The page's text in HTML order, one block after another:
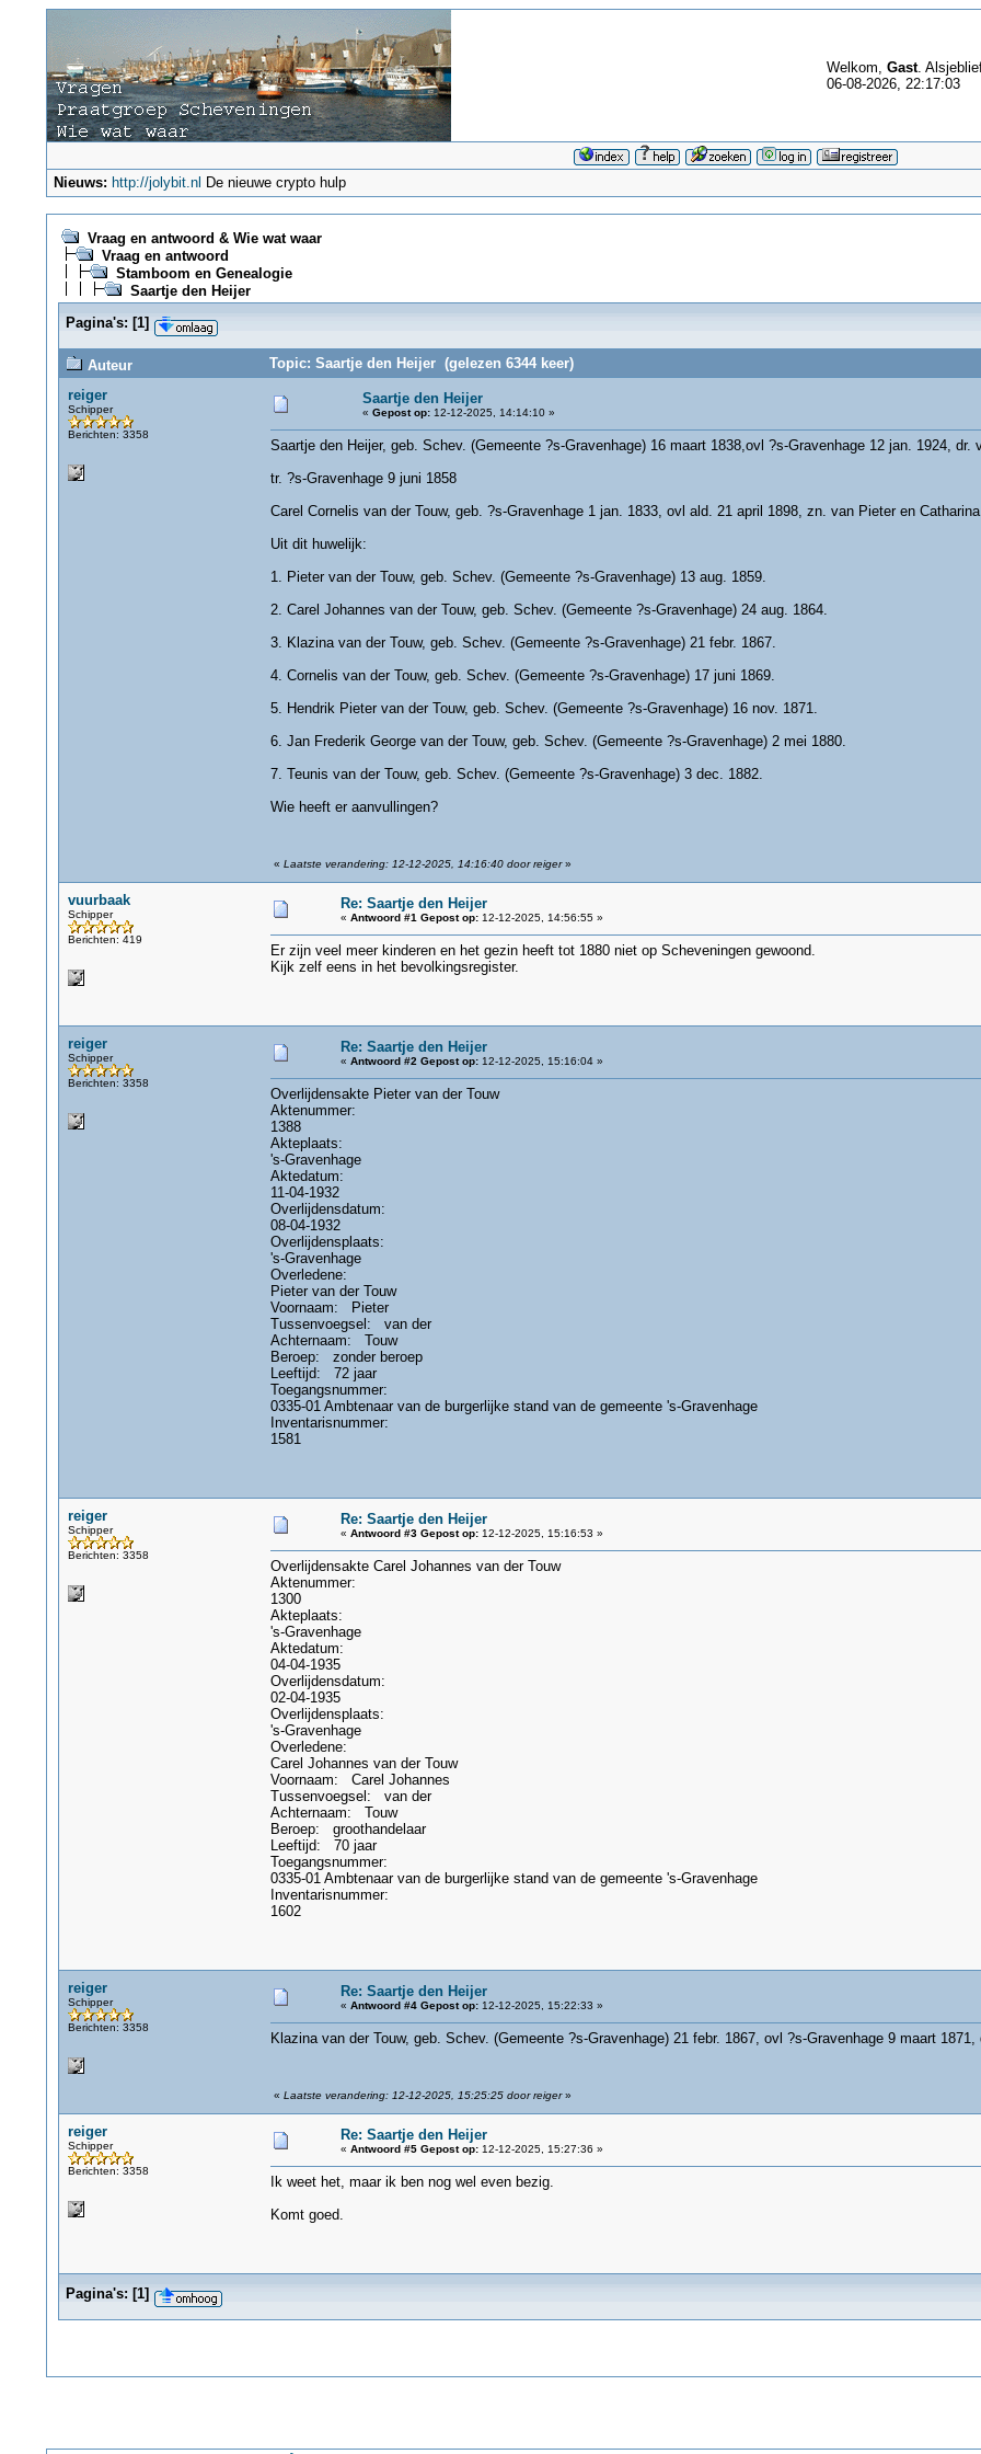
Welkom, Gast.
06-08-2026, 22:17:03
Nieuws: http://jolybit.nl De nieuwe crypto hulp
Vraag en antwoord & Wie wat waar
Vraag en antwoord
Stamboom en Genealogie
Saartje den Heijer
Pagina's: [1]
Auteur
Topic: Saartje den Heijer (gelezen 6344 keer)
reiger
Schipper
Berichten: 3358
Saartje den Heijer
« Gepost op:12-12-2025, 14:14:10 »
Saartje den Heijer, geb. Schev. (Gemeente ?s-Gravenhage) 16 maart 1838,ovl ?s-Gravenhage 12 jan. 1924,
tr. ?s-Gravenhage 9 juni 1858
Carel Cornelis van der Touw, geb. ?s-Gravenhage 1 jan. 1833, ovl ald. 21 april 1898, zn. van Pieter en
Uit dit huwelijk:
1. Pieter van der Touw, geb. Schev. (Gemeente ?s-Gravenhage) 13 aug. 1859.
2. Carel Johannes van der Touw, geb. Schev. (Gemeente ?s-Gravenhage) 24 aug. 1864.
3. Klazina van der Touw, geb. Schev. (Gemeente ?s-Gravenhage) 21 febr. 1867.
4. Cornelis van der Touw, geb. Schev. (Gemeente ?s-Gravenhage) 17 juni 1869.
5. Hendrik Pieter van der Touw, geb. Schev. (Gemeente ?s-Gravenhage) 16 nov. 1871.
6. Jan Frederik George van der Touw, geb. Schev. (Gemeente ?s-Gravenhage) 2 mei 1880.
7. Teunis van der Touw, geb. Schev. (Gemeente ?s-Gravenhage) 3 dec. 1882.
Wie heeft er aanvullingen?
« Laatste verandering: 12-12-2025, 14:16:40 door reiger»
vuurbaak
Schipper
Berichten: 419
Re: Saartje den Heijer
« Antwoord #1 Gepost op:12-12-2025, 14:56:55 »
Er zijn veel meer kinderen en het gezin heeft tot 1880 niet op Scheveningen gewoond.
Kijk zelf eens in het bevolkingsregister.
reiger
Schipper
Berichten: 3358
Re: Saartje den Heijer
« Antwoord #2 Gepost op:12-12-2025, 15:16:04 »
Overlijdensakte Pieter van der Touw
Aktenummer:
1388
Akteplaats:
's-Gravenhage
Aktedatum:
11-04-1932
Overlijdensdatum:
08-04-1932
Overlijdensplaats:
's-Gravenhage
Overledene:
Pieter van der Touw
Voornaam: Pieter
Tussenvoegsel: van der
Achternaam: Touw
Beroep: zonder beroep
Leeftijd: 72 jaar
Toegangsnummer:
0335-01 Ambtenaar van de burgerlijke stand van de gemeente 's-Gravenhage
Inventarisnummer:
1581
reiger
Schipper
Berichten: 3358
Re: Saartje den Heijer
« Antwoord #3 Gepost op:12-12-2025, 15:16:53 »
Overlijdensakte Carel Johannes van der Touw
Aktenummer:
1300
Akteplaats:
's-Gravenhage
Aktedatum:
04-04-1935
Overlijdensdatum:
02-04-1935
Overlijdensplaats:
's-Gravenhage
Overledene:
Carel Johannes van der Touw
Voornaam: Carel Johannes
Tussenvoegsel: van der
Achternaam: Touw
Beroep: groothandelaar
Leeftijd: 70 jaar
Toegangsnummer:
0335-01 Ambtenaar van de burgerlijke stand van de gemeente 's-Gravenhage
Inventarisnummer:
1602
reiger
Schipper
Berichten: 3358
Re: Saartje den Heijer
« Antwoord #4 Gepost op:12-12-2025, 15:22:33 »
Klazina van der Touw, geb. Schev. (Gemeente ?s-Gravenhage) 21 febr. 1867, ovl ?s-Gravenhage 9 maart
« Laatste verandering: 12-12-2025, 15:25:25 door reiger»
reiger
Schipper
Berichten: 3358
Re: Saartje den Heijer
« Antwoord #5 Gepost op:12-12-2025, 15:27:36 »
Ik weet het, maar ik ben nog wel even bezig.
Komt goed.
Pagina's: [1]